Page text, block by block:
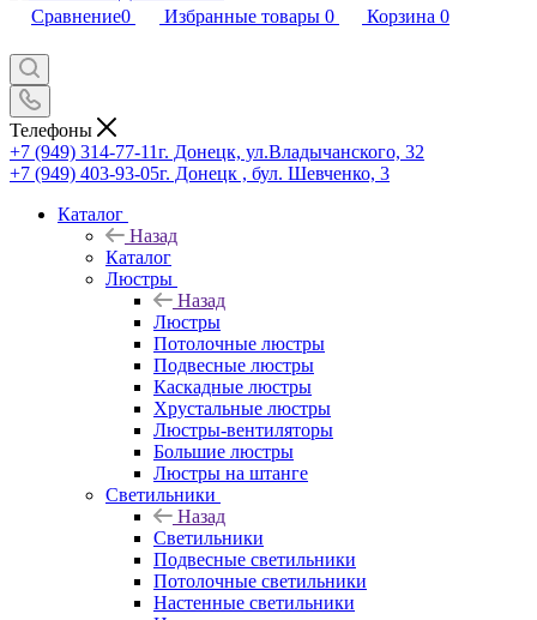
Сравнение0 Избранные товары 0 Корзина 0
Телефоны
+7 (949) 314-77-11г. Донецк, ул.Владычанского, 32
+7 (949) 403-93-05г. Донецк , бул. Шевченко, 3
Каталог
Назад
Каталог
Люстры
Назад
Люстры
Потолочные люстры
Подвесные люстры
Каскадные люстры
Хрустальные люстры
Люстры-вентиляторы
Большие люстры
Люстры на штанге
Светильники
Назад
Светильники
Подвесные светильники
Потолочные светильники
Настенные светильники